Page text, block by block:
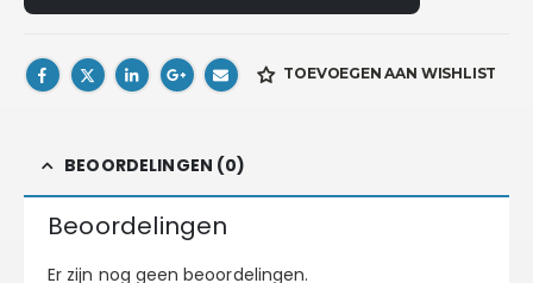
TOEVOEGEN AAN WISHLIST
BEOORDELINGEN (0)
Beoordelingen
Er zijn nog geen beoordelingen.